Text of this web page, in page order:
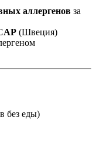
аллергенов за
(Швеция)
без еды)